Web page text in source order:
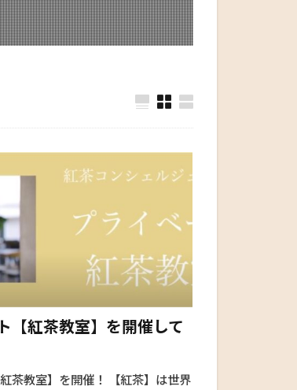
【紅茶教室】を開催して
茶教室】を開催！ 【紅茶】は世界